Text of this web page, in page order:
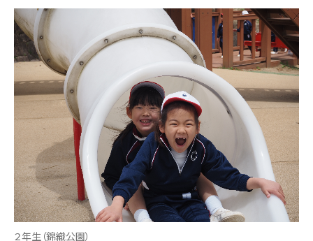
２年生（錦織公園）